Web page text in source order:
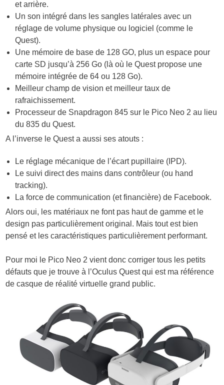
et arrière.
Un son intégré dans les sangles latérales avec un
réglage de volume physique ou logiciel (comme le
Quest).
Une mémoire de base de 128 GO, plus un espace pour
carte SD jusqu’à 256 Go (là où le Quest propose une
mémoire intégrée de 64 ou 128 Go).
Meilleur champ de vision et meilleur taux de
rafraichissement.
Processeur de Snapdragon 845 sur le Pico Neo 2 au lieu
du 835 du Quest.
A l’inverse le Quest a aussi ses atouts :
Le réglage mécanique de l’écart pupillaire (IPD).
Le suivi direct des mains dans contrôleur (ou hand
tracking).
La force de communication (et financière) de Facebook.
Alors oui, les matériaux ne font pas haut de gamme et le
design pas particulièrement original. Mais tout est bien
pensé et les caractéristiques particulièrement performant.
Pour moi le Pico Neo 2 vient donc corriger tous les petits
défauts que je trouve à l’Oculus Quest qui est ma référence
de casque de réalité virtuelle grand public.